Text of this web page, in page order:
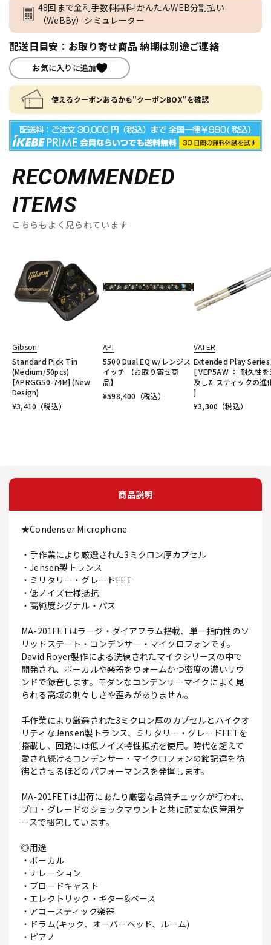
48回まで金利手数料無料!かんたんWEB分割払い
（WeBBy）シミュレーター
配送日目安：お取り寄せ商品 納期は別途ご連絡
お気に入りに追加
使えるクーポンあるかも"クーポンBOX"を確認
RECOMMENDED
ITEMS
こちらもよく見られています
Gibson
Standard Pick Tin
(Medium/50pcs)
[APRGG50-74M] (New
Design)
¥3,410 （税込）
API
5500 Dual EQ w/レンジス
イッチ 【お取り寄せ商
品】
¥598,400 （税込）
VATER
Extended Play Series
[ VEP5AW ： 耐久性
及したスティックの進
]
¥3,300 （税込）
商品説明
★Condenser Microphone
・手作業により厳選された3ミクロン厚カプセル
・Jensen製トランス
・ミリタリー・グレードFET
・低ノイズ仕様抵抗
・高純度シグナル・パス
MA-201FETはラージ・ダイアフラム搭載、単一指向性のソ
リッドステート・コンデンサー・マイクロフォンです。
David Royer製作による洗練されたマイクシリーズの中で
開発され、ボーカルや楽器をウォームかつ密度の濃いサウ
ンドで録音します。モダンなコンデンサーマイクによく見
られる高域の刺々しさや歪みがありません。
手作業により厳選された3ミクロン厚のカプセルとハイクオ
リティなJensen製トランス、ミリタリー・グレードFETを
搭載し、回路には低ノイズ特性抵抗を使用。時代を超えて
愛され続けるコンデンサー・マイクロフォンの銘記達を彷
彿とさせるほどのパフォーマンスを発揮します。
MA-201FETは出荷にあたり厳密な品質チェックが行われ、
プロ・グレードのショックマウントと共に頑丈な保管用ケ
ースで梱包しています。
◎用途
・ボーカル
・ナレーション
・ブロードキャスト
・エレクトリック・ギター&ベース
・アコースティック楽器
・ドラム(キック、オーバーヘッド、ルーム)
・ピアノ